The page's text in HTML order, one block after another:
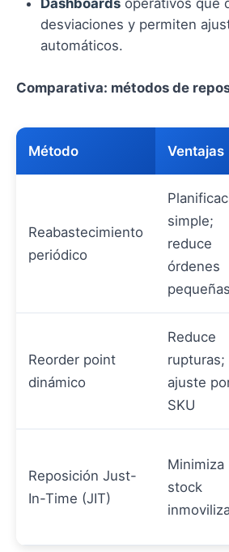
Dashboards operativos que
desviaciones y permiten
automáticos.
Comparativa: métodos de
Método Ventajas
Reabastecimiento
periódico
simple;
reduce
órdenes
pequeñas
Reorder point
dinámico
Reduce
rupturas;
ajuste
SKU
Reposición Just-
In-Time (JIT)
Minimiza
stock